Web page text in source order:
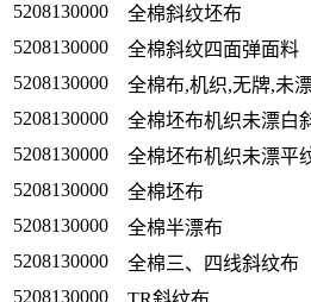
5208130000
全棉斜纹坯布
5208130000
全棉斜纹四面弹面料
5208130000
全棉布,机织,无牌,未
5208130000
全棉坯布机织未漂白
5208130000
全棉坯布机织未漂平
5208130000
全棉坯布
5208130000
全棉半漂布
5208130000
全棉三、四线斜纹布
5208130000